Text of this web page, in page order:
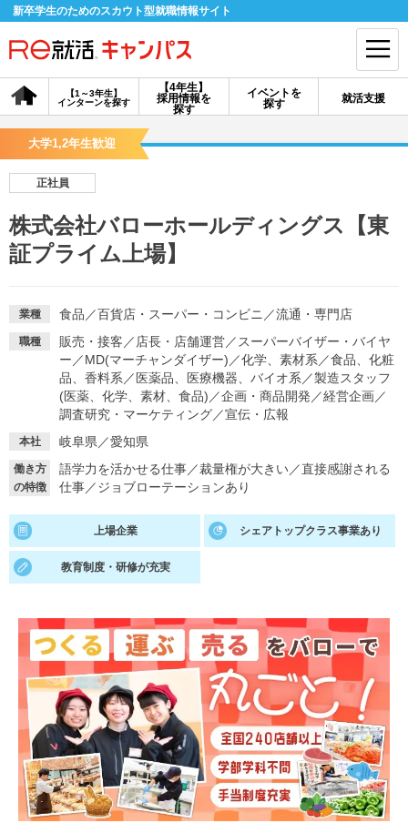
新卒学生のためのスカウト型就職情報サイト
【4年生】
採用情報を
探す
【1～3年生】
インターンを探す
イベントを
探す
就活支援
会員登録 ログイン
探す
【4年生】
イベントを探す スカウト お知らせ
就活ノウハウ・サポート
就活支援
就活ノウハウが満載！ お役立ち記事・相談室など
あなたに合う仕事を診断！ 動画で対策講座をチェック
就活ニュースペーパー
大学1,2年生歓迎
正社員
株式会社バローホールディングス【東
証プライム上場】
業種 食品 ／百貨店・スーパー・コンビニ ／流通・専門店
職種 販売・接客 ／ 店長・店舗運営／ スーパーバイザー・バイヤ
ー ／MD(マーチャンダイザー) ／化学、素材系 ／食品、化粧
品、香料系 ／ 医薬品、医療機器、バイオ系 ／製造スタッフ
(医薬、化学、素材、食品) ／企画・商品開発 ／経営企画／
調査研究・マーケティング／宣伝・広報
本社 岐阜県／愛知県
働き方
の特徴
語学力を活かせる仕事／裁量権が大きい／直接感謝される
仕事／ジョブローテーションあり
上場企業 シェアトップクラス事業あり
教育制度・研修が充実